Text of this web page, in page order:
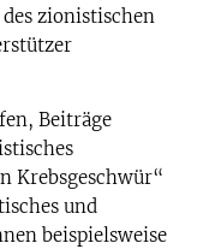
zionistischen
Beiträge
Krebsgeschwür“
und
beispielsweise